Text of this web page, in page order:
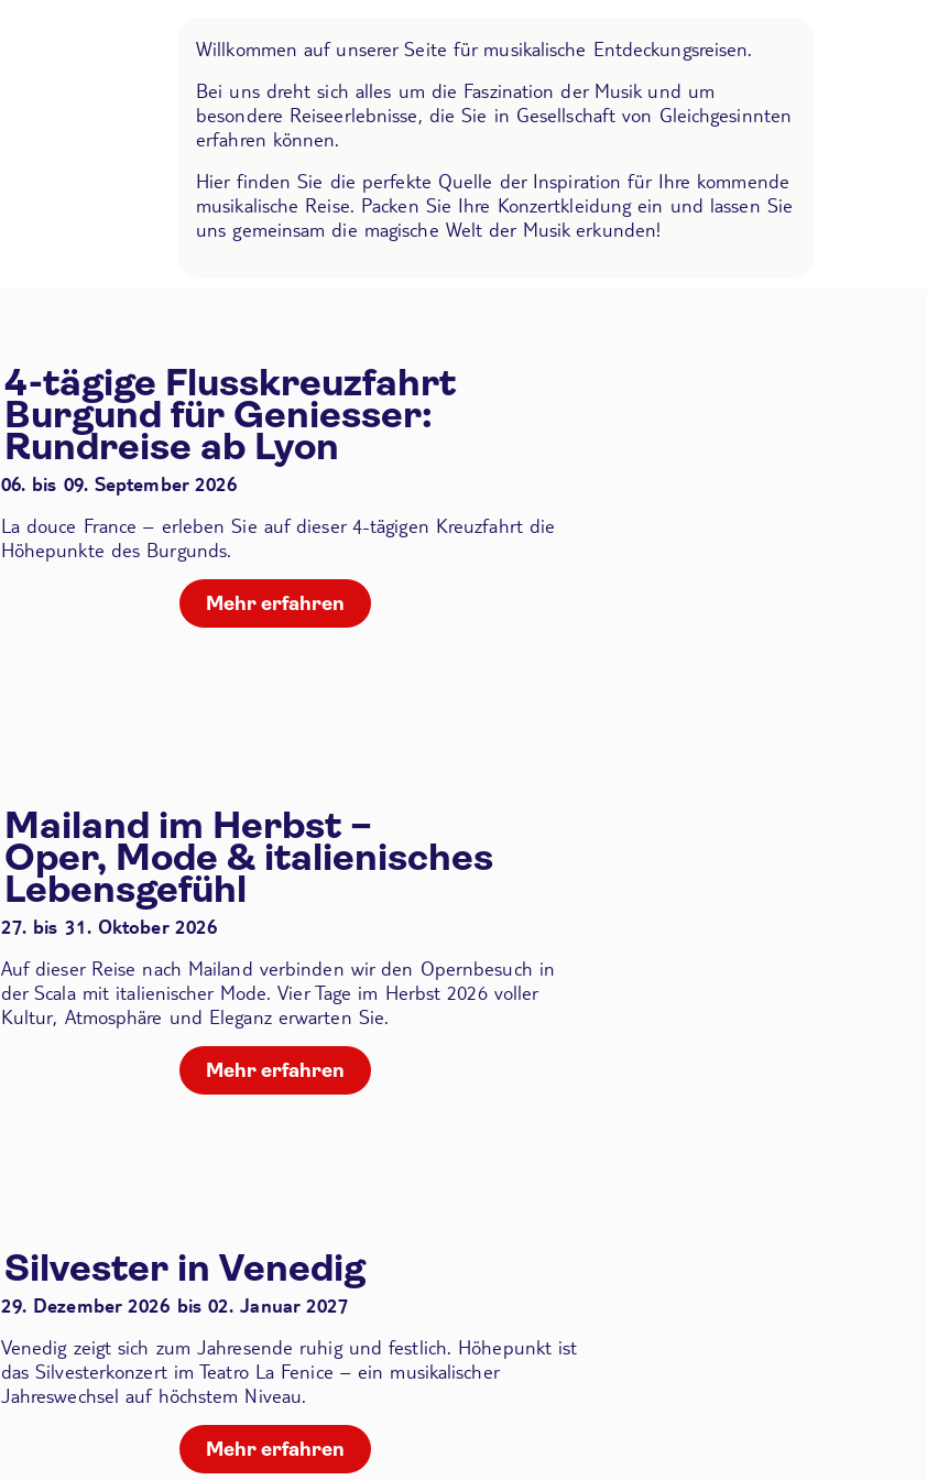
Willkommen auf unserer Seite für musikalische Entdeckungsreisen.
Bei uns dreht sich alles um die Faszination der Musik und um
besondere Reiseerlebnisse, die Sie in Gesellschaft von Gleichgesinnten
erfahren können.
Hier finden Sie die perfekte Quelle der Inspiration für Ihre kommende
musikalische Reise. Packen Sie Ihre Konzertkleidung ein und lassen Sie
uns gemeinsam die magische Welt der Musik erkunden!
4-tägige Flusskreuzfahrt
Burgund für Geniesser:
Rundreise ab Lyon
06. bis 09. September 2026
La douce France – erleben Sie auf dieser 4-tägigen Kreuzfahrt die
Höhepunkte des Burgunds.
Mehr erfahren
Mailand im Herbst –
Oper, Mode & italienisches
Lebensgefühl
27. bis 31. Oktober 2026
Auf dieser Reise nach Mailand verbinden wir den Opernbesuch in
der Scalamit italienischer Mode. Vier Tage im Herbst 2026 voller
Kultur, Atmosphäre und Eleganz erwarten Sie.
Mehr erfahren
Silvester in Venedig
29. Dezember 2026 bis 02. Januar 2027
Venedig zeigt sich zum Jahresende ruhig und festlich. Höhepunkt ist
das Silvesterkonzert im Teatro La Fenice – ein musikalischer
Jahreswechsel auf höchstem Niveau.
Mehr erfahren